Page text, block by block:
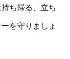
ち帰る、立ち
を守りましょ